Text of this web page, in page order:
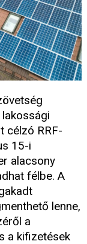
célzó RRF-
15-i
alacsony
félbe. A
lenne,
a
a kifizetések